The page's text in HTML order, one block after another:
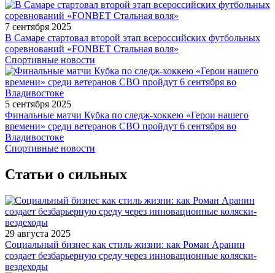
7 сентября 2025
В Самаре стартовал второй этап всероссийских футбольных
соревнований «FONBET Стальная воля»
Спортивные новости
5 сентября 2025
Финальные матчи Кубка по следж-хоккею «Герои нашего
времени» среди ветеранов СВО пройдут 6 сентября во
Владивостоке
Спортивные новости
Статьи о сильных
29 августа 2025
Социальный бизнес как стиль жизни: как Роман Аранин
создает безбарьерную среду через инновационные коляски-
вездеходы